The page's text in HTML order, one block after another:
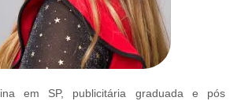
em SP, publicitária graduada e pós